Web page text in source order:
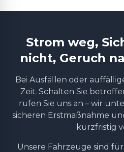
Strom weg,
nicht, Geruch
Bei Ausfällen oder
Zeit. Schalten Sie
rufen Sie uns an – wir
sicheren Erstmaßnahme
kurzfristig
Unsere Fahrzeuge sind